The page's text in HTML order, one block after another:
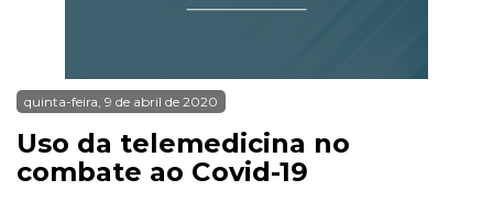
quinta-feira, 9 de abril de 2020
Uso da telemedicina no
combate ao Covid-19